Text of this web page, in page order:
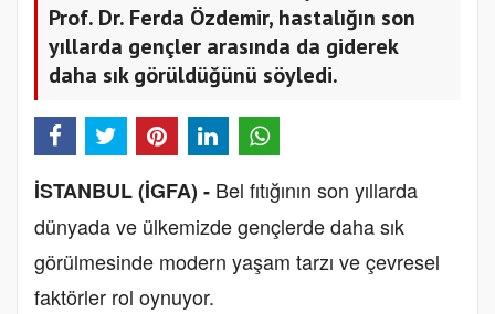
Prof. Dr. Ferda Özdemir, hastalığın son
yıllarda gençler arasında da giderek
daha sık görüldüğünü söyledi.
İSTANBUL (İGFA) - Bel fıtığının son yıllarda
dünyada ve ülkemizde gençlerde daha sık
görülmesinde modern yaşam tarzı ve çevresel
faktörler rol oynuyor.